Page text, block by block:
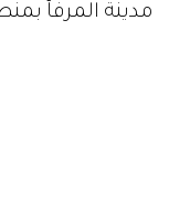
مدينة المرفأ